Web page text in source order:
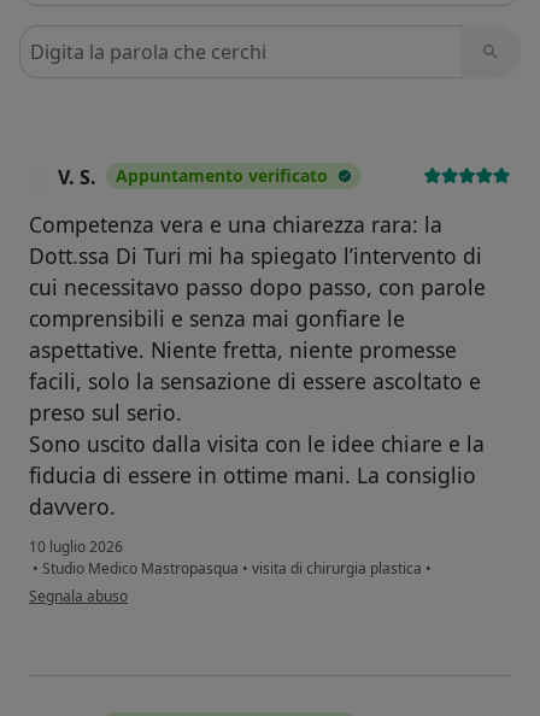
Cerca nelle recensioni
V. S. Appuntamento verificato
Competenza vera e una chiarezza rara: la
Dott.ssa Di Turi mi ha spiegato l’intervento di
cui necessitavo passo dopo passo, con parole
comprensibili e senza mai gonfiare le
aspettative. Niente fretta, niente promesse
facili, solo la sensazione di essere ascoltato e
preso sul serio.
Sono uscito dalla visita con le idee chiare e la
fiducia di essere in ottime mani. La consiglio
davvero.
10 luglio 2026
• Studio Medico Mastropasqua • visita di chirurgia plastica •
secondo l'opinione dell'utente V. S.
Segnala abuso